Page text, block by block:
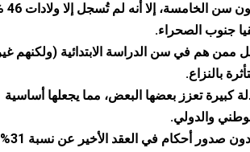
سُجلت ولادات 73 % من الأطفال
جنوب الصحراء.
28.5 مليون طفل ممن هم في سن الدراسة الابتدائية (ولكنهم
بالنزاع.
كبيرة تعزز بعضها البعض، مما يجعلها أساسية
والدولي.
استقرت نسبة السجناء المحتجزين دون صدور أحكام في العقد الأخير عن نسبة 31%